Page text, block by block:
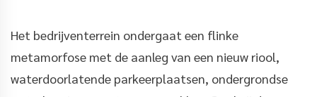
Het bedrijventerrein ondergaat een flinke
metamorfose met de aanleg van een nieuw riool,
waterdoorlatende parkeerplaatsen, ondergrondse